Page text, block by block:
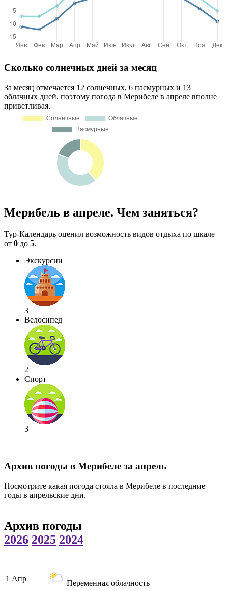
Сколько солнечных дней за месяц
За месяц отмечается 12 солнечных, 6 пасмурных и 13
облачных дней, поэтому погода в Мерибеле в апреле вполне
приветливая.
Мерибель в апреле. Чем заняться?
Тур-Календарь оценил возможность видов отдыха по шкале
от 0 до 5.
Экскурсии
3
Велосипед
2
Спорт
3
Архив погоды в Мерибеле за апрель
Посмотрите какая погода стояла в Мерибеле в последние
годы в апрельские дни.
Архив погоды
2026 2025 2024
1 Апр
Переменная облачность